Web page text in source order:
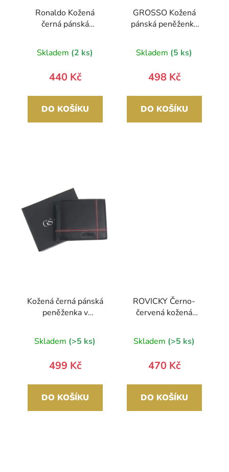
Ronaldo Kožená
černá pánská
zápinkou v krabičce
Skladem (2 ks)
440 Kč
DO KOŠÍKU
GROSSO Kožená
pánská peněženka
zápinkou v krabičce
Skladem (5 ks)
498 Kč
DO KOŠÍKU
Kožená černá pánská
peněženka v
Skladem (>5 ks)
499 Kč
DO KOŠÍKU
ROVICKY Černo-
červená kožená
RFID v krabičce
Skladem (>5 ks)
470 Kč
DO KOŠÍKU